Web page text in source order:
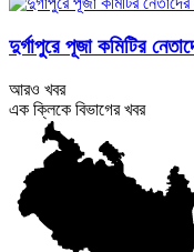
দুর্গাপুরে পূজা কমিটির
আরও খবর
এক ক্লিকে বিভাগের খবর